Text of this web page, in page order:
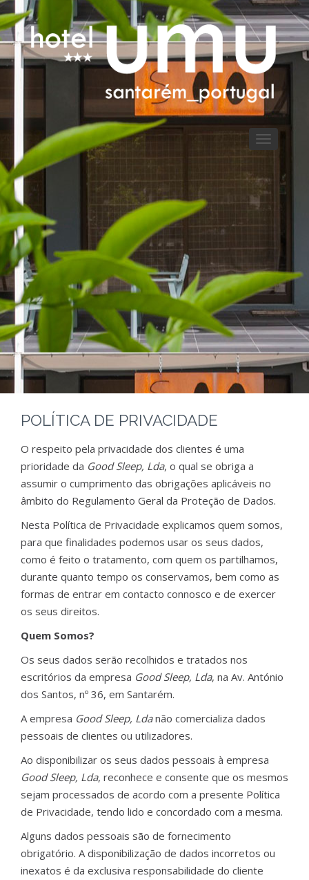
POLÍTICA DE PRIVACIDADE
O respeito pela privacidade dos clientes é uma
prioridade da Good Sleep, Lda, o qual se obriga a
assumir o cumprimento das obrigações aplicáveis no
âmbito do Regulamento Geral da Proteção de Dados.
Nesta Política de Privacidade explicamos quem somos,
para que finalidades podemos usar os seus dados,
como é feito o tratamento, com quem os partilhamos,
durante quanto tempo os conservamos, bem como as
formas de entrar em contacto connosco e de exercer
os seus direitos.
Quem Somos?
Os seus dados serão recolhidos e tratados nos
escritórios da empresa Good Sleep, Lda, na Av. António
dos Santos, nº 36, em Santarém.
A empresa Good Sleep, Ldanão comercializa dados
pessoais de clientes ou utilizadores.
Ao disponibilizar os seus dados pessoais à empresa
Good Sleep, Lda, reconhece e consente que os mesmos
sejam processados de acordo com a presente Política
de Privacidade, tendo lido e concordado com a mesma.
Alguns dados pessoais são de fornecimento
obrigatório. A disponibilização de dados incorretos ou
inexatos é da exclusiva responsabilidade do cliente